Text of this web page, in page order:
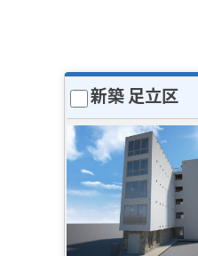
新築 足立区